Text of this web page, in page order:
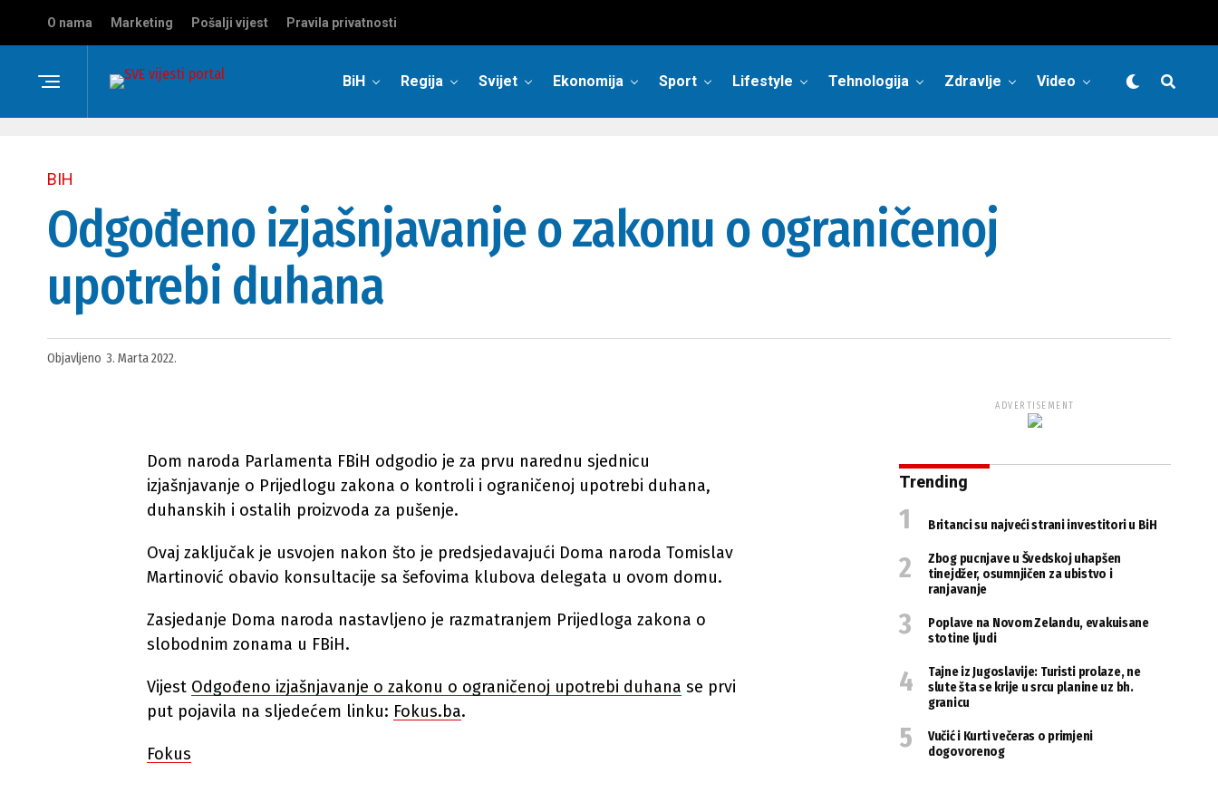
O nama Marketing Pošalji vijest Pravila privatnosti
BiH Regija Svijet Ekonomija Sport Lifestyle Tehnologija Zdravlje Video
BIH
Odgođeno izjašnjavanje o zakonu o ograničenoj
upotrebi duhana
Objavljeno 3. Marta 2022.
Dom naroda Parlamenta FBiH odgodio je za prvu narednu sjednicu
izjašnjavanje o Prijedlogu zakona o kontroli i ograničenoj upotrebi duhana,
duhanskih i ostalih proizvoda za pušenje.
Ovaj zaključak je usvojen nakon što je predsjedavajući Doma naroda Tomislav
Martinović obavio konsultacije sa šefovima klubova delegata u ovom domu.
Zasjedanje Doma naroda nastavljeno je razmatranjem Prijedloga zakona o
slobodnim zonama u FBiH.
Vijest Odgođeno izjašnjavanje o zakonu o ograničenoj upotrebi duhana se prvi
put pojavila na sljedećem linku: Fokus.ba.
Fokus
ADVERTISEMENT
Trending
Britanci su najveći strani investitori u BiH
Zbog pucnjave u Švedskoj uhapšen
tinejdžer, osumnjičen za ubistvo i
ranjavanje
Poplave na Novom Zelandu, evakuisane
stotine ljudi
Tajne iz Jugoslavije: Turisti prolaze, ne
slute šta se krije u srcu planine uz bh.
granicu
Vučić i Kurti večeras o primjeni
dogovorenog